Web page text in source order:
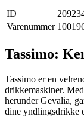
ID
Varenummer
Tassimo:
Tassimo er en
drikkemaskiner.
herunder Gevalia,
dine yndlingsdrikke